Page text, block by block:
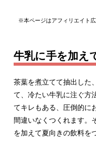
※本ページはアフィリエイト
牛乳に手を加え
茶葉を煮立てて抽出した
て、冷たい牛乳に注ぐ方
てキレもある、圧倒的に
間違いなくつくれます。
を加えて夏向きの飲料を